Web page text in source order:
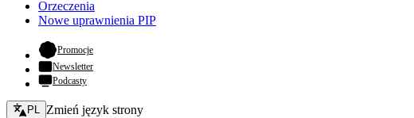
Orzeczenia
Nowe uprawnienia PIP
Promocje- otwiera się w nowej karcie
Newsletter
Podcasty
Zmień język - bieżący:
PL Zmień język strony